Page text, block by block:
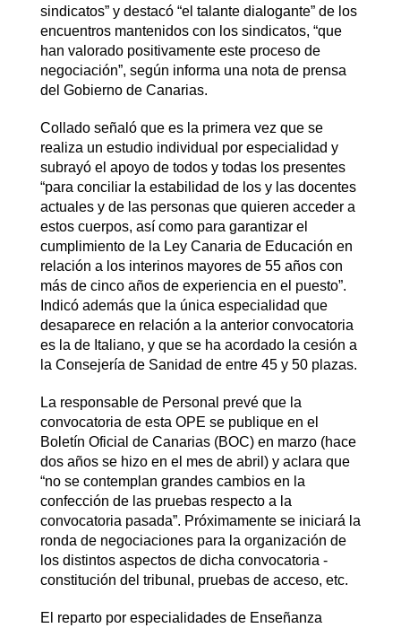
sindicatos” y destacó “el talante dialogante” de los
encuentros mantenidos con los sindicatos, “que
han valorado positivamente este proceso de
negociación”, según informa una nota de prensa
del Gobierno de Canarias.
Collado señaló que es la primera vez que se
realiza un estudio individual por especialidad y
subrayó el apoyo de todos y todas los presentes
“para conciliar la estabilidad de los y las docentes
actuales y de las personas que quieren acceder a
estos cuerpos, así como para garantizar el
cumplimiento de la Ley Canaria de Educación en
relación a los interinos mayores de 55 años con
más de cinco años de experiencia en el puesto”.
Indicó además que la única especialidad que
desaparece en relación a la anterior convocatoria
es la de Italiano, y que se ha acordado la cesión a
la Consejería de Sanidad de entre 45 y 50 plazas.
La responsable de Personal prevé que la
convocatoria de esta OPE se publique en el
Boletín Oficial de Canarias (BOC) en marzo (hace
dos años se hizo en el mes de abril) y aclara que
“no se contemplan grandes cambios en la
confección de las pruebas respecto a la
convocatoria pasada”. Próximamente se iniciará la
ronda de negociaciones para la organización de
los distintos aspectos de dicha convocatoria -
constitución del tribunal, pruebas de acceso, etc.
El reparto por especialidades de Enseñanza